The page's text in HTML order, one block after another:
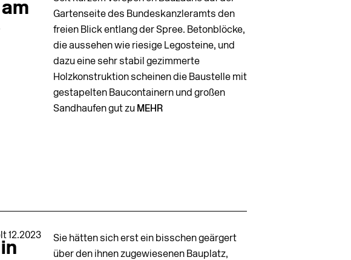
Gartenseite des Bundeskanzleramts den
freien Blick entlang der Spree. Betonblöcke,
die aussehen wie riesige Legosteine, und
dazu eine sehr stabil gezimmerte
Holzkonstruk­tion scheinen die Baustelle mit
gestapelten Baucontainern und großen
Sandhaufen gut zu MEHR
12.2023
Sie hätten sich erst ein bisschen geärgert
über den ihnen zugewiesenen Bauplatz,